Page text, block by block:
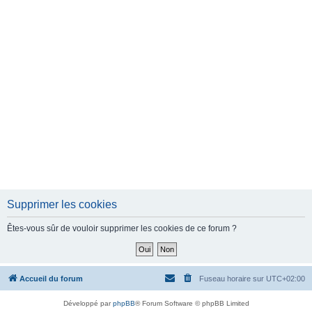
Supprimer les cookies
Êtes-vous sûr de vouloir supprimer les cookies de ce forum ?
Accueil du forum Fuseau horaire sur UTC+02:00
Développé parphpBB® Forum Software © phpBB Limited